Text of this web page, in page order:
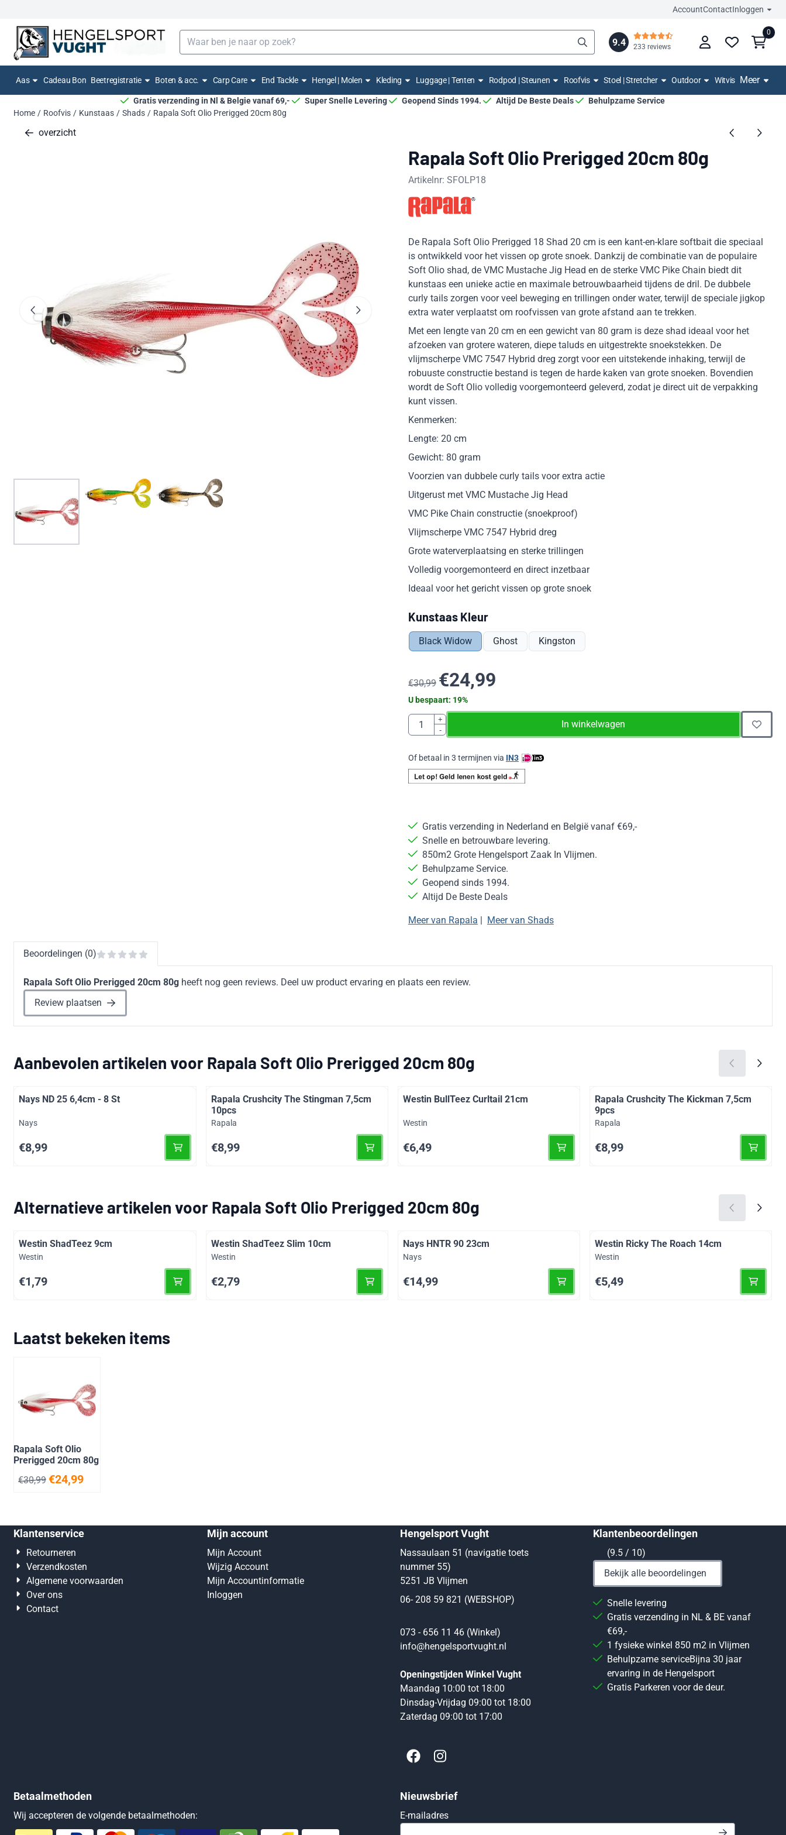
AccountContactInloggen
Zoeken
9.4 233 reviews
0
Aas Cadeau Bon Beetregistratie Boten & acc. Carp Care End Tackle Hengel | Molen Kleding Luggage | Tenten Rodpod | Steunen Roofvis Stoel | Stretcher Outdoor Witvis Meer
Gratis verzending in Nl & Belgie vanaf 69,- Super Snelle Levering Geopend Sinds 1994. Altijd De Beste Deals
Behulpzame Service
Home / Roofvis / Kunstaas / Shads / Rapala Soft Olio Prerigged 20cm 80g
overzicht
Rapala Soft Olio Prerigged 20cm 80g
Artikelnr: SFOLP18
De Rapala Soft Olio Prerigged 18 Shad 20 cm is een kant-en-klare softbait die speciaal
is ontwikkeld voor het vissen op grote snoek. Dankzij de combinatie van de populaire
Soft Olio shad, de VMC Mustache Jig Head en de sterke VMC Pike Chain biedt dit
kunstaas een unieke actie en maximale betrouwbaarheid tijdens de dril. De dubbele
curly tails zorgen voor veel beweging en trillingen onder water, terwijl de speciale jigkop
extra water verplaatst om roofvissen van grote afstand aan te trekken.
Met een lengte van 20 cm en een gewicht van 80 gram is deze shad ideaal voor het
afzoeken van grotere wateren, diepe taluds en uitgestrekte snoekstekken. De
vlijmscherpe VMC 7547 Hybrid dreg zorgt voor een uitstekende inhaking, terwijl de
robuuste constructie bestand is tegen de harde kaken van grote snoeken. Bovendien
wordt de Soft Olio volledig voorgemonteerd geleverd, zodat je direct uit de verpakking
kunt vissen.
Kenmerken:
Lengte: 20 cm
Gewicht: 80 gram
Voorzien van dubbele curly tails voor extra actie
Uitgerust met VMC Mustache Jig Head
VMC Pike Chain constructie (snoekproof)
Vlijmscherpe VMC 7547 Hybrid dreg
Grote waterverplaatsing en sterke trillingen
Volledig voorgemonteerd en direct inzetbaar
Ideaal voor het gericht vissen op grote snoek
Maak een keuze voor
Kunstaas Kleur
Black Widow Ghost Kingston
€30,99 €24,99
U bespaart: 19%
Aantal
+
-
In winkelwagen
Of betaal in 3 termijnen via IN3
Gratis verzending in Nederland en België vanaf €69,-
Snelle en betrouwbare levering.
850m2 Grote Hengelsport Zaak In Vlijmen.
Behulpzame Service.
Geopend sinds 1994.
Altijd De Beste Deals
Meer van Rapala | Meer van Shads
Beoordelingen (0)
Rapala Soft Olio Prerigged 20cm 80g heeft nog geen reviews. Deel uw product ervaring en plaats een review.
Review plaatsen
Aanbevolen artikelen voor Rapala Soft Olio Prerigged 20cm 80g
Nays ND 25 6,4cm - 8 St
Merk:
Nays
Prijs: 8,99
€8,99
Rapala Crushcity The Stingman 7,5cm
10pcs
Merk:
Rapala
Prijs: 8,99
€8,99
Westin BullTeez Curltail 21cm
Merk:
Westin
Prijs: 6,49
€6,49
Rapala Crushcity The Kickman 7,5cm
9pcs
Merk:
Rapala
Prijs: 8,99
€8,99
Alternatieve artikelen voor Rapala Soft Olio Prerigged 20cm 80g
Westin ShadTeez 9cm
Merk:
Westin
Prijs: 1,79
€1,79
Westin ShadTeez Slim 10cm
Merk:
Westin
Prijs: 2,79
€2,79
Nays HNTR 90 23cm
Merk:
Nays
Prijs: 14,99
€14,99
Westin Ricky The Roach 14cm
Merk:
Westin
Prijs: 5,49
€5,49
Laatst bekeken items
Rapala Soft Olio
Prerigged 20cm 80g
€30,99 €24,99
Klantenservice
Retourneren
Verzendkosten
Algemene voorwaarden
Over ons
Contact
Mijn account
Mijn Account
Wijzig Account
Mijn Accountinformatie
Inloggen
Hengelsport Vught
Nassaulaan 51 (navigatie toets
nummer 55)
5251 JB Vlijmen
06- 208 59 821 (WEBSHOP)
073 - 656 11 46 (Winkel)
info@hengelsportvught.nl
Openingstijden Winkel Vught
Maandag 10:00 tot 18:00
Dinsdag-Vrijdag 09:00 tot 18:00
Zaterdag 09:00 tot 17:00
Klantenbeoordelingen
(9.5 / 10)
Bekijk alle beoordelingen
Snelle levering
Gratis verzending in NL & BE vanaf
€69,-
1 fysieke winkel 850 m2 in Vlijmen
Behulpzame serviceBijna 30 jaar
ervaring in de Hengelsport
Gratis Parkeren voor de deur.
Betaalmethoden
Wij accepteren de volgende betaalmethoden:
Nieuwsbrief
E-mailadresVul je e-mailadres in voor de nieuwsbrief